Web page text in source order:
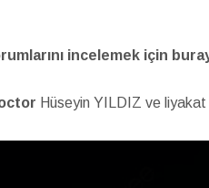
incelemek için
Hüseyin YILDIZ ve